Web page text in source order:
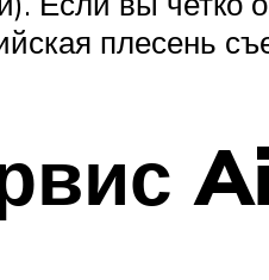
плесень